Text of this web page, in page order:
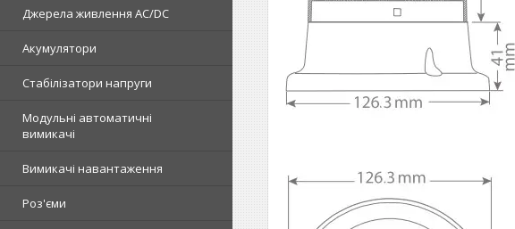
Джерела живлення AC/DC
Акумулятори
Стабілізатори напруги
Модульні автоматичні
вимикачі
Вимикачі навантаження
Роз'єми